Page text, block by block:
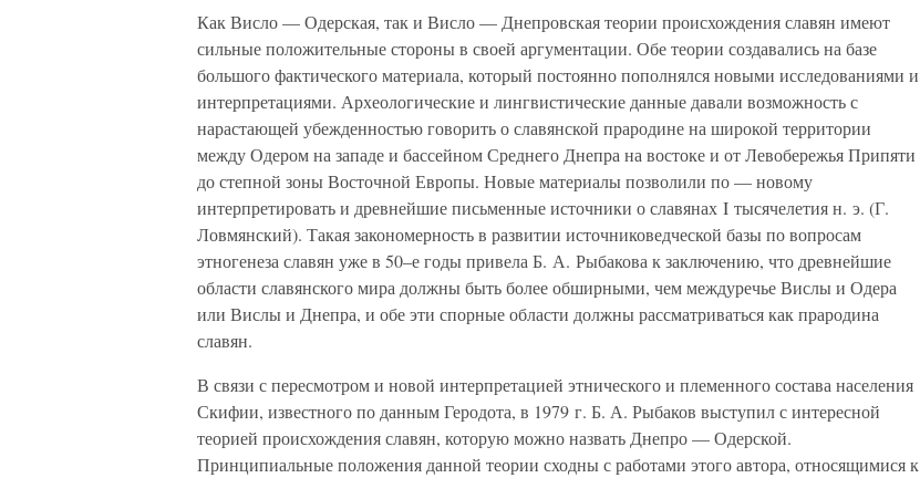
Как Висло — Одерская, так и Висло — Днепровская теории происхождения славян имеют
сильные положительные стороны в своей аргументации. Обе теории создавались на базе
большого фактического материала, который постоянно пополнялся новыми исследованиями и
интерпретациями. Археологические и лингвистические данные давали возможность с
нарастающей убежденностью говорить о славянской прародине на широкой территории
между Одером на западе и бассейном Среднего Днепра на востоке и от Левобережья Припяти
до степной зоны Восточной Европы. Новые материалы позволили по — новому
интерпретировать и древнейшие письменные источники о славянах I тысячелетия н. э. (Г.
Ловмянский). Такая закономерность в развитии источниковедческой базы по вопросам
этногенеза славян уже в 50–е годы привела Б. А. Рыбакова к заключению, что древнейшие
области славянского мира должны быть более обширными, чем междуречье Вислы и Одера
или Вислы и Днепра, и обе эти спорные области должны рассматриваться как прародина
славян.
В связи с пересмотром и новой интерпретацией этнического и племенного состава населения
Скифии, известного по данным Геродота, в 1979 г. Б. А. Рыбаков выступил с интересной
теорией происхождения славян, которую можно назвать Днепро — Одерской.
Принципиальные положения данной теории сходны с работами этого автора, относящимися к